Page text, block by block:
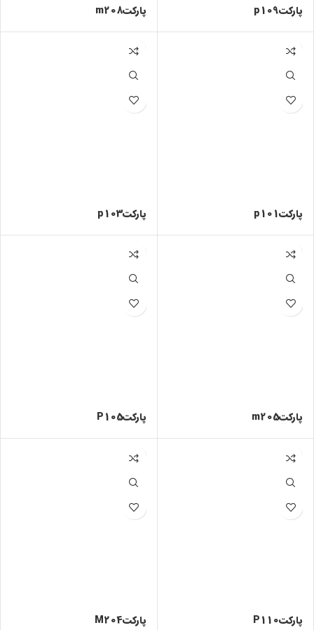
پارکتp109 پارکتm208
پارکتp101 پارکتp103
پارکتm205 پارکتP105
پارکتP110 پارکتM204